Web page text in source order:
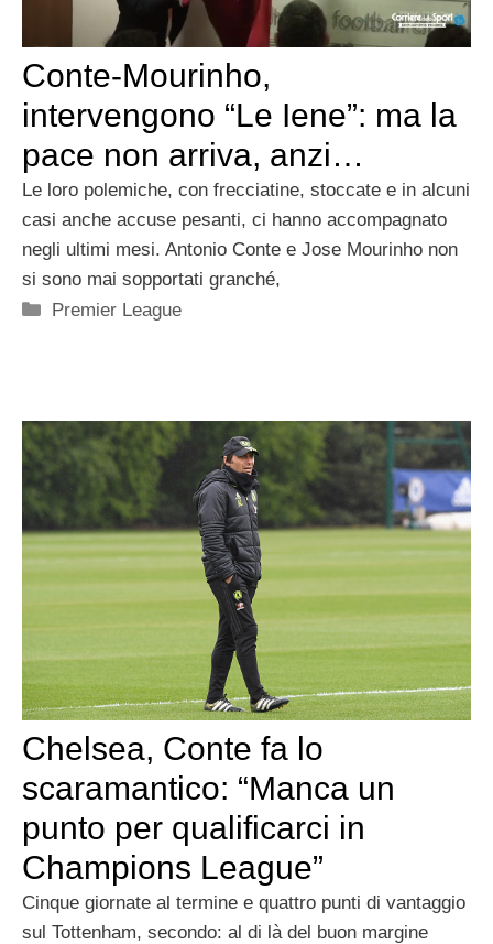
Conte-Mourinho,
intervengono “Le Iene”: ma la
pace non arriva, anzi…
Le loro polemiche, con frecciatine, stoccate e in alcuni
casi anche accuse pesanti, ci hanno accompagnato
negli ultimi mesi. Antonio Conte e Jose Mourinho non
si sono mai sopportati granché,
Categorie
Premier League
Chelsea, Conte fa lo
scaramantico: “Manca un
punto per qualificarci in
Champions League”
Cinque giornate al termine e quattro punti di vantaggio
sul Tottenham, secondo: al di là del buon margine